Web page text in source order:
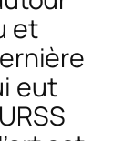
et
eut